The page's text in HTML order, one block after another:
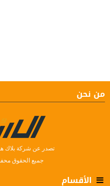
من نحن
تصدر عن شركة بلاك
جميع الحقوق محفوظة ©
الأقسام